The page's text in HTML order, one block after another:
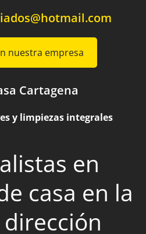
nuestra empresa
Cartagena
y limpiezas integrales
en
casa en la